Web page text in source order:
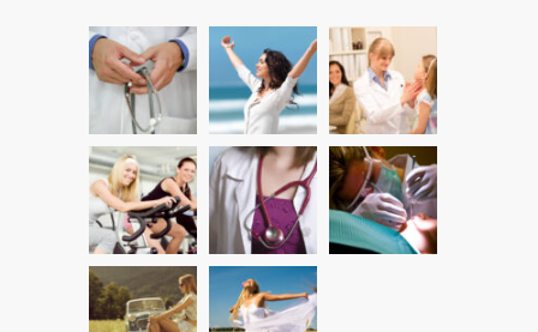
Quanto dura l’effetto del botox? 527
7 GIUGNO 2026